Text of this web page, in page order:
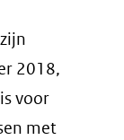
2018,
voor
met